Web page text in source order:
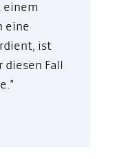
eine
ist
Fall